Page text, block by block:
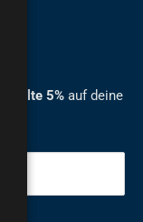
5% auf deine